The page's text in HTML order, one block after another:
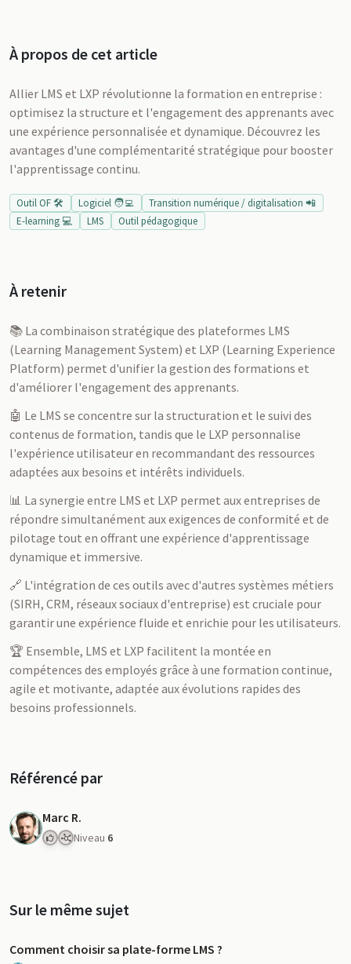
À propos de cet article
Allier LMS et LXP révolutionne la formation en entreprise :
optimisez la structure et l'engagement des apprenants avec
une expérience personnalisée et dynamique. Découvrez les
avantages d'une complémentarité stratégique pour booster
l'apprentissage continu.
Outil OF 🛠️ Logiciel 🧑‍💻
Transition numérique / digitalisation 📲
E-learning 💻
LMS Outil pédagogique
À retenir
📚 La combinaison stratégique des plateformes LMS
(Learning Management System) et LXP (Learning Experience
Platform) permet d'unifier la gestion des formations et
d'améliorer l'engagement des apprenants.
🤖 Le LMS se concentre sur la structuration et le suivi des
contenus de formation, tandis que le LXP personnalise
l'expérience utilisateur en recommandant des ressources
adaptées aux besoins et intérêts individuels.
📊 La synergie entre LMS et LXP permet aux entreprises de
répondre simultanément aux exigences de conformité et de
pilotage tout en offrant une expérience d'apprentissage
dynamique et immersive.
🔗 L'intégration de ces outils avec d'autres systèmes métiers
(SIRH, CRM, réseaux sociaux d'entreprise) est cruciale pour
garantir une expérience fluide et enrichie pour les utilisateurs.
🏆 Ensemble, LMS et LXP facilitent la montée en
compétences des employés grâce à une formation continue,
agile et motivante, adaptée aux évolutions rapides des
besoins professionnels.
Référencé par
Marc R.
Niveau 6
Sur le même sujet
Comment choisir sa plate-forme LMS ?